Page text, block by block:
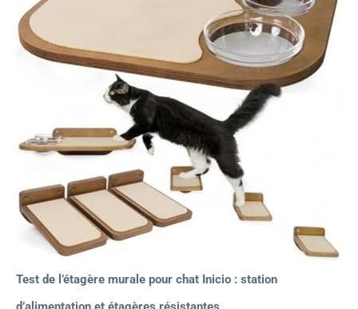
Test de l’étagère murale pour chat Inicio : station